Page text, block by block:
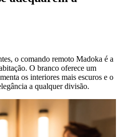
o comando remoto Madoka é a
O branco oferece um
os interiores mais escuros e o
a qualquer divisão.